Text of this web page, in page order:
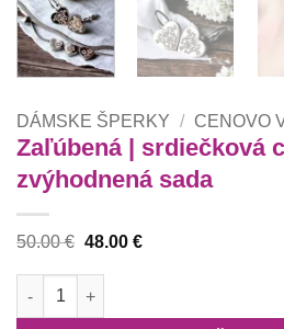
DÁMSKE ŠPERKY / CENOVO
Zaľúbená | srdiečková
zvýhodnená sada
50.00€ Pôvodná
bola:
50.00 €.
48.00 €Aktuálna
množstvo Zaľúbená | srdiečková